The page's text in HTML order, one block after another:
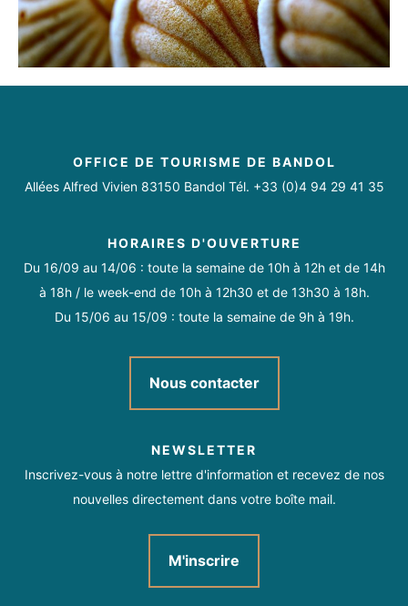
Site, bâtiment totalement accessible
Personnel d’accueil sensibilisé à l’accueil des personnes en
situation de handicap
Handicap visuel
situation de handicap visuel sur réservation.
OFFICE DE TOURISME DE BANDOL
Allées Alfred Vivien 83150 Bandol Tél. +33 (0)4 94 29 41 35
HORAIRES D'OUVERTURE
Du 16/09 au 14/06 : toute la semaine de 10h à 12h et de 14h
à 18h / le week-end de 10h à 12h30 et de 13h30 à 18h.
Du 15/06 au 15/09 : toute la semaine de 9h à 19h.
Nous contacter
NEWSLETTER
Inscrivez-vous à notre lettre d'information et recevez de nos
nouvelles directement dans votre boîte mail.
M'inscrire